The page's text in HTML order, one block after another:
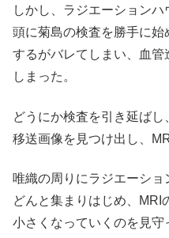
しかし、ラジエーション
頭に菊島の検査を勝手に始
するがバレてしまい、血
しまった。
どうにか検査を引き延ば
移送画像を見つけ出し、
唯織の周りにラジエーシ
どんと集まりはじめ、MRI
小さくなっていくのを見守